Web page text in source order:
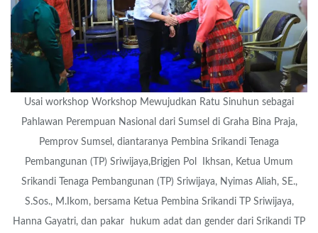
Usai workshop Workshop Mewujudkan Ratu Sinuhun sebagai
Pahlawan Perempuan Nasional dari Sumsel di Graha Bina Praja,
Pemprov Sumsel, diantaranya Pembina Srikandi Tenaga
Pembangunan (TP) Sriwijaya,Brigjen Pol Ikhsan, Ketua Umum
Srikandi Tenaga Pembangunan (TP) Sriwijaya, Nyimas Aliah, SE.,
S.Sos., M.Ikom, bersama Ketua Pembina Srikandi TP Sriwijaya,
Hanna Gayatri, dan pakar hukum adat dan gender dari Srikandi TP